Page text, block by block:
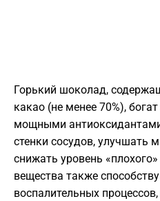
Горький шоколад,
какао (не менее 70%),
мощными
стенки сосудов, улучшать
снижать уровень
вещества также
воспалительных